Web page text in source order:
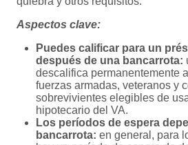
Aspectos clave:
Puedes calificar para un
después de una bancarrota:
descalifica permanentemente
fuerzas armadas, veteranos y
sobrevivientes elegibles de
hipotecario del VA.
Los períodos de espera
bancarrota: en general, para